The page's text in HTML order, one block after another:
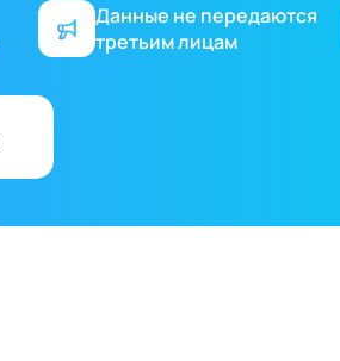
Данные не передаются
третьим лицам